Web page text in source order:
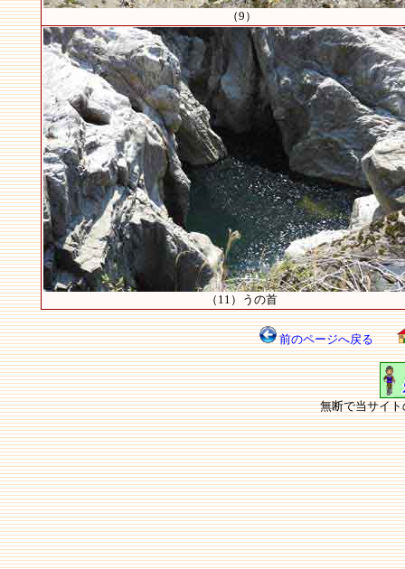
（9）
（11）うの首
前のページへ戻る
無断で当サイ